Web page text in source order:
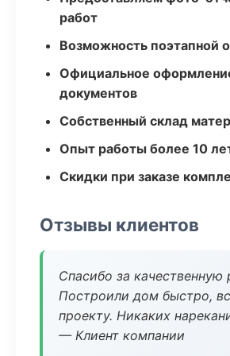
работ
Возможность поэтапной
Официальное
документов
Собственный склад
Опыт работы более 10
Скидки при заказе
Отзывы клиентов
Спасибо за качественную
Построили дом быстро,
проекту. Никаких
— Клиент компании